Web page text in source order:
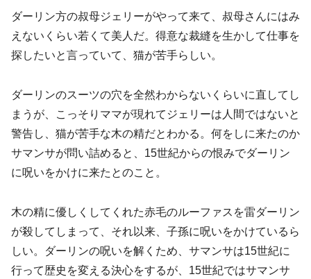
ダーリン方の叔母ジェリーがやって来て、叔母さんにはみ
えないくらい若くて美人だ。得意な裁縫を生かして仕事を
探したいと言っていて、猫が苦手らしい。
ダーリンのスーツの穴を全然わからないくらいに直してし
まうが、こっそりママが現れてジェリーは人間ではないと
警告し、猫が苦手な木の精だとわかる。何をしに来たのか
サマンサが問い詰めると、15世紀からの恨みでダーリン
に呪いをかけに来たとのこと。
木の精に優しくしてくれた赤毛のルーファスを雷ダーリン
が殺してしまって、それ以来、子孫に呪いをかけているら
しい。ダーリンの呪いを解くため、サマンサは15世紀に
行って歴史を変える決心をするが、15世紀ではサマンサ